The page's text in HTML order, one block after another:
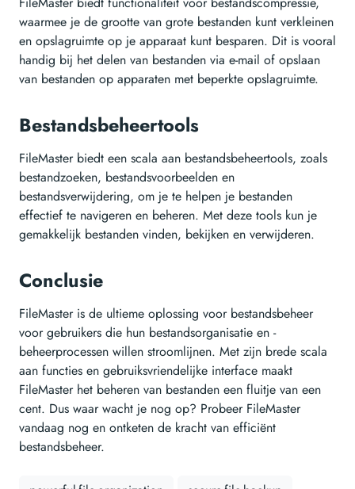
waarmee je de grootte van grote bestanden kunt verkleinen
en opslagruimte op je apparaat kunt besparen. Dit is vooral
handig bij het delen van bestanden via e-mail of opslaan
van bestanden op apparaten met beperkte opslagruimte.
Bestandsbeheertools
FileMaster biedt een scala aan bestandsbeheertools, zoals
bestandzoeken, bestandsvoorbeelden en
bestandsverwijdering, om je te helpen je bestanden
effectief te navigeren en beheren. Met deze tools kun je
gemakkelijk bestanden vinden, bekijken en verwijderen.
Conclusie
FileMaster is de ultieme oplossing voor bestandsbeheer
voor gebruikers die hun bestandsorganisatie en -
beheerprocessen willen stroomlijnen. Met zijn brede scala
aan functies en gebruiksvriendelijke interface maakt
FileMaster het beheren van bestanden een fluitje van een
cent. Dus waar wacht je nog op? Probeer FileMaster
vandaag nog en ontketen de kracht van efficiënt
bestandsbeheer.